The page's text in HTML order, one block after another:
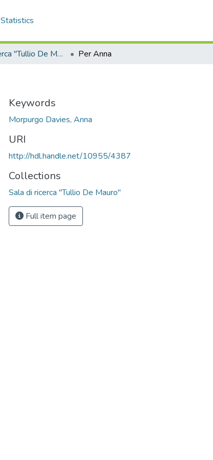
Statistics
Sala di ricerca "Tullio De Mauro" Per Anna
Keywords
Morpurgo Davies, Anna
URI
http://hdl.handle.net/10955/4387
Collections
Sala di ricerca "Tullio De Mauro"
Full item page